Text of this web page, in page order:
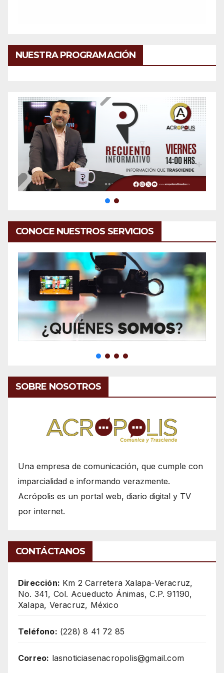
NUESTRA PROGRAMACIÓN
CONOCE NUESTROS SERVICIOS
SOBRE NOSOTROS
Una empresa de comunicación, que cumple con
imparcialidad e informando verazmente.
Acrópolis es un portal web, diario digital y TV
por internet.
CONTÁCTANOS
Dirección: Km 2 Carretera Xalapa-Veracruz,
No. 341, Col. Acueducto Ánimas, C.P. 91190,
Xalapa, Veracruz, México
Teléfono: (228) 8 41 72 85
Correo: lasnoticiasenacropolis@gmail.com